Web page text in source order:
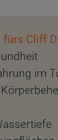
fürs Cliff
im